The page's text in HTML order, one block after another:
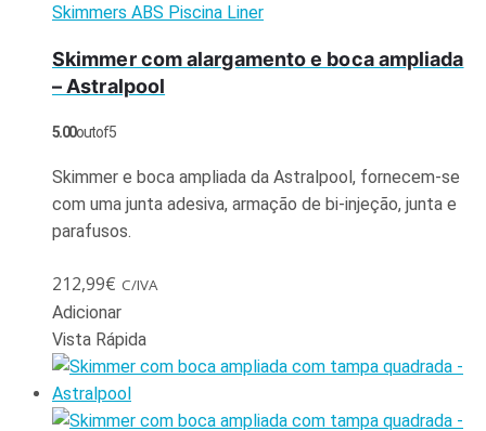
Skimmers ABS Piscina Liner
Skimmer com alargamento e boca ampliada
– Astralpool
5.00out of 5
Skimmer e boca ampliada da Astralpool, fornecem-se
com uma junta adesiva, armação de bi-injeção, junta e
parafusos.
212,99€ C/IVA
Adicionar
Vista Rápida